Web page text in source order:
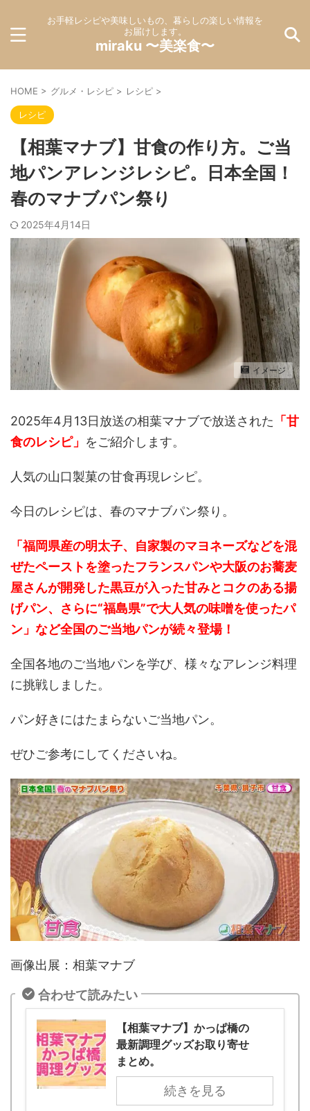
お手軽レシピや美味しいもの、暮らしの楽しい情報を
お届けします。
miraku 〜美楽食〜
HOME > グルメ・レシピ > レシピ >
レシピ
【相葉マナブ】甘食の作り方。ご当
地パンアレンジレシピ。日本全国！
春のマナブパン祭り
2025年4月14日
イメージ
2025年4月13日放送の相葉マナブで放送された 「甘
食のレシピ」 をご紹介します。
人気の山口製菓の甘食再現レシピ。
今日のレシピは、春のマナブパン祭り。
「福岡県産の明太子、自家製のマヨネーズなどを混
ぜたペーストを塗ったフランスパンや大阪のお蕎麦
屋さんが開発した黒豆が入った甘みとコクのある揚
げパン、さらに“福島県”で大人気の味噌を使ったパ
ン」など全国のご当地パンが続々登場！
全国各地のご当地パンを学び、様々なアレンジ料理
に挑戦しました。
パン好きにはたまらないご当地パン。
ぜひご参考にしてくださいね。
画像出展：相葉マナブ
合わせて読みたい
【相葉マナブ】かっぱ橋の
最新調理グッズお取り寄せ
まとめ。
続きを見る